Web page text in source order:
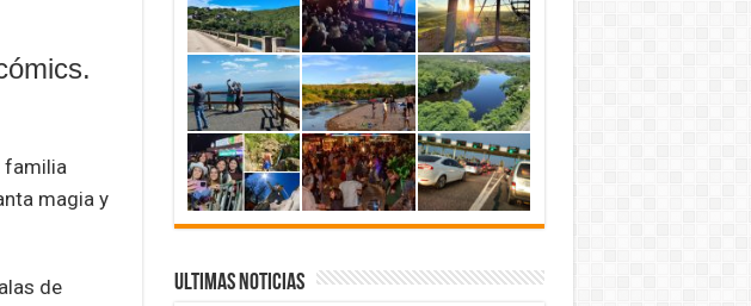
familia
magia y
de
ULTIMAS NOTICIAS